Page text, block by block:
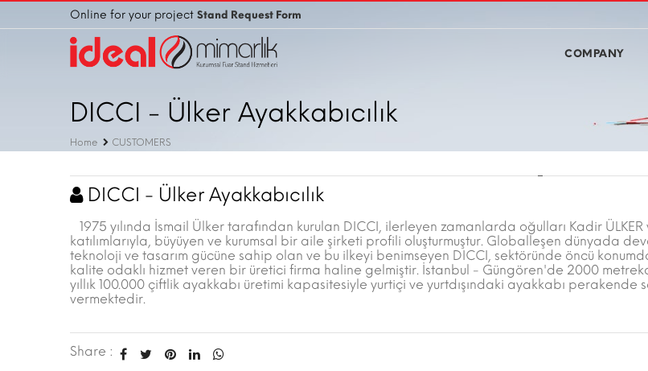
Online for your project Stand Request Form
COMPANY
DICCI - Ülker Ayakkabıcılık
Home CUSTOMERS
DICCI - Ülker Ayakkabıcılık
1975 yılında İsmail Ülker tarafından kurulan DICCI, ilerleyen zamanlarda oğulları Kadir ÜLKER
katılımlarıyla, büyüyen ve kurumsal bir aile şirketi profili oluşturmuştur. Globalleşen dünyada
teknoloji ve tasarım gücüne sahip olan ve bu ilkeyi benimseyen DICCI, sektöründe öncü
kalite odaklı hizmet veren bir üretici firma haline gelmiştir. İstanbul - Güngören'de 2000
yıllık 100.000 çiftlik ayakkabı üretimi kapasitesiyle yurtiçi ve yurtdışındaki ayakkabı perakende
vermektedir.
Share :